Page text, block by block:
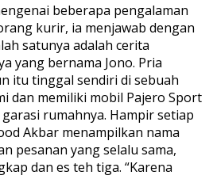
beberapa pengalaman
kurir, ia menjawab dengan
satunya adalah cerita
yang bernama Jono. Pria
itu tinggal sendiri di sebuah
dan memiliki mobil Pajero Sport
rumahnya. Hampir setiap
Akbar menampilkan nama
pesanan yang selalu sama,
dan es teh tiga. “Karena